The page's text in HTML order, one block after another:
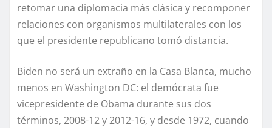
retomar una diplomacia más clásica y recomponer
relaciones con organismos multilaterales con los
que el presidente republicano tomó distancia.
Biden no será un extraño en la Casa Blanca, mucho
menos en Washington DC: el demócrata fue
vicepresidente de Obama durante sus dos
términos, 2008-12 y 2012-16, y desde 1972, cuando